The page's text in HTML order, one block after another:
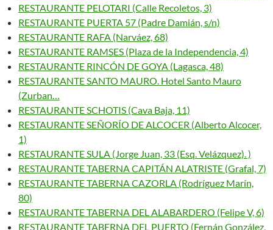
RESTAURANTE PELOTARI (Calle Recoletos, 3)
RESTAURANTE PUERTA 57 (Padre Damián, s/n)
RESTAURANTE RAFA (Narváez, 68)
RESTAURANTE RAMSES (Plaza de la Independencia, 4)
RESTAURANTE RINCÓN DE GOYA (Lagasca, 48)
RESTAURANTE SANTO MAURO. Hotel Santo Mauro
(Zurban…
RESTAURANTE SCHOTIS (Cava Baja, 11)
RESTAURANTE SEÑORÍO DE ALCOCER (Alberto Alcocer,
1)
RESTAURANTE SULA (Jorge Juan, 33 (Esq. Velázquez). )
RESTAURANTE TABERNA CAPITÁN ALATRISTE (Grafal, 7)
RESTAURANTE TABERNA CAZORLA (Rodríguez Marín,
80)
RESTAURANTE TABERNA DEL ALABARDERO (Felipe V, 6)
RESTAURANTE TABERNA DEL PUERTO (Fernán González,